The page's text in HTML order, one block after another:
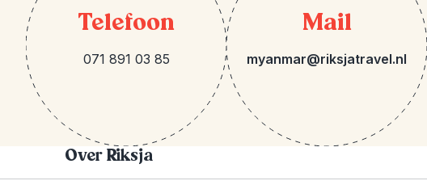
Telefoon
071 891 03 85
Mail
myanmar@riksjatravel.nl
Over Riksja